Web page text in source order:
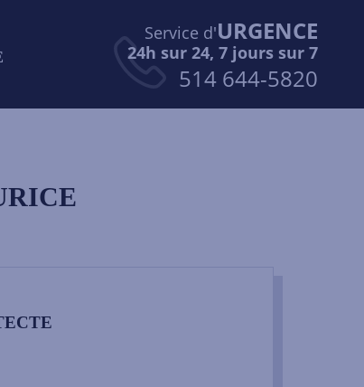
Service d'URGENCE
24h sur 24, 7 jours sur 7
514 644-5820